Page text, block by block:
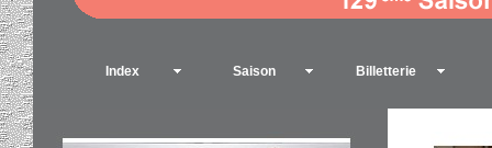
Index Saison Billetterie